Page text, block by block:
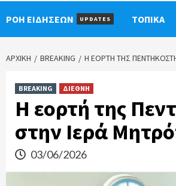
ΡΟΗ ΕΙΔΗΣΕΩΝ UPDATES ΤΟΠΙΚΑ
ΑΡΧΙΚΉ BREAKING Η ΕΟΡΤΉ ΤΗΣ
BREAKING ΔΙΕΘΝΗ
Η εορτή της
στην Ιερά
03/06/2026